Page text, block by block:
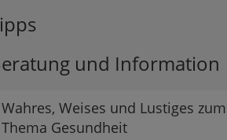
und Information
Wahres, Weises und Lustiges zum
Thema Gesundheit